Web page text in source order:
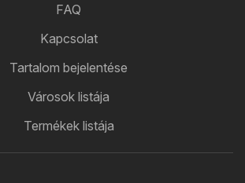
FAQ
Kapcsolat
Tartalom bejelentése
Városok listája
Termékek listája